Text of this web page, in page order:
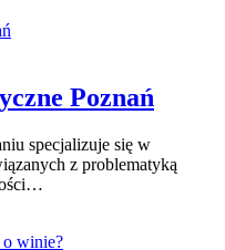
Poznań
specjalizuje się w
z problematyką